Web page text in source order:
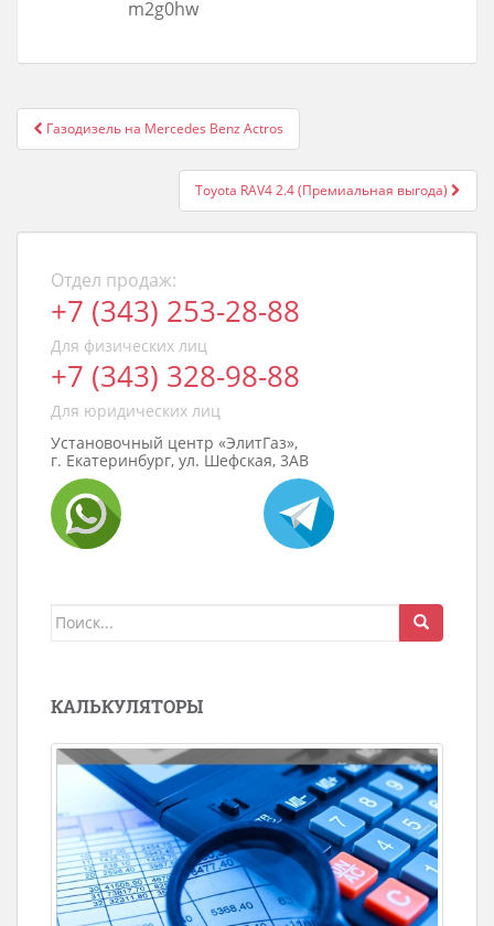
m2g0hw
Post
navigation
Газодизель на Mercedes Benz Actros
Toyota RAV4 2.4 (Премиальная выгода)
Отдел продаж:
+7 (343) 253-28-88
Для физических лиц
+7 (343) 328-98-88
Для юридических лиц
Установочный центр «ЭлитГаз»,
г. Екатеринбург, ул. Шефская, 3АВ
Поиск
КАЛЬКУЛЯТОРЫ